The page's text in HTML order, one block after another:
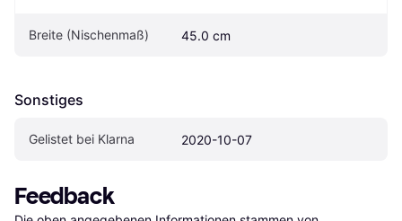
Breite (Nischenmaß) 45.0 cm
Sonstiges
Gelistet bei Klarna 2020-10-07
Feedback